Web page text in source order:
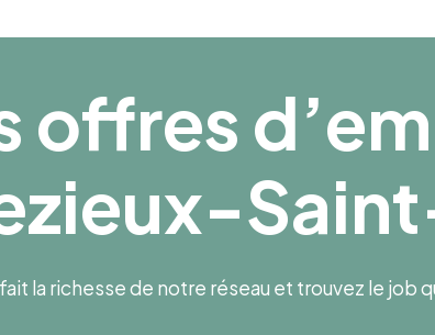
offres
la richesse de notre réseau et trouvez le job